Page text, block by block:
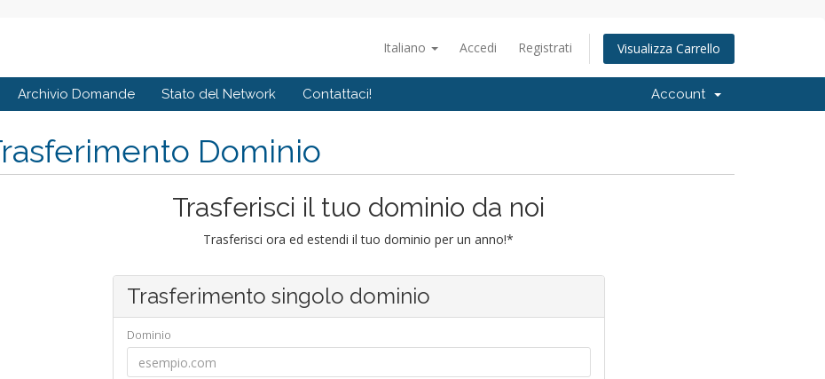
Italiano Accedi Registrati Visualizza Carrello
Archivio Domande Stato del Network Contattaci! Account
Dominio
Trasferisci il tuo dominio da noi
Trasferisci ora ed estendi il tuo dominio per un anno!*
Trasferimento singolo dominio
Dominio